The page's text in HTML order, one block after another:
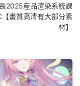
2025産品渲染系統課
畫質高清有大部分素
材】